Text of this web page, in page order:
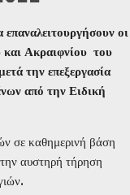
οι
και Ακραιφνίου του
την επεξεργασία
από την Ειδική
σε καθημερινή βάση
αυστηρή τήρηση